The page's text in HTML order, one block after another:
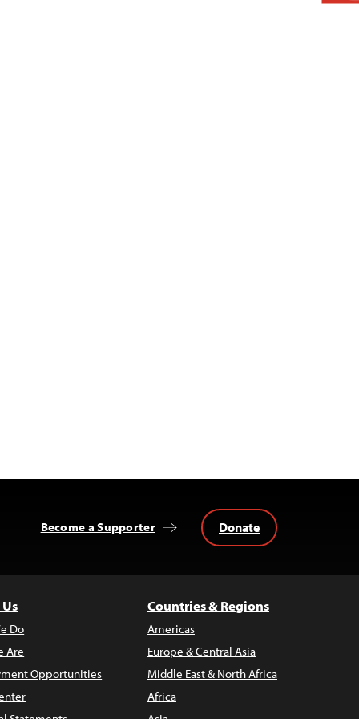
Become a Supporter Donate
Do
Are
Opportunities
Countries & Regions
Americas
Europe & Central Asia
Middle East & North Africa
Africa